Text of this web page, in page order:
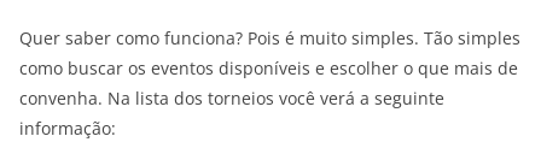
Quer saber como funciona? Pois é muito simples. Tão simples
como buscar os eventos disponíveis e escolher o que mais de
convenha. Na lista dos torneios você verá a seguinte
informação: